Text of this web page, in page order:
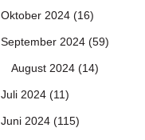
Oktober 2024 (16)
September 2024 (59)
August 2024 (14)
Juli 2024 (11)
Juni 2024 (115)